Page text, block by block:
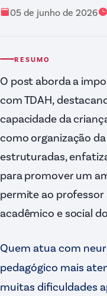
05 de junho de 2026
RESUMO
O post aborda a
com TDAH,
capacidade da
como organização
estruturadas,
para promover um
permite ao
acadêmico e social
Quem atua com
pedagógico mais
muitas dificuldades